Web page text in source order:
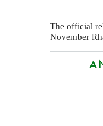
The official
November